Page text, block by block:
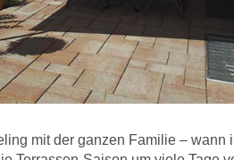
mit der ganzen Familie – wann